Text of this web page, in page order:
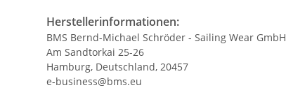
Herstellerinformationen:
BMS Bernd-Michael Schröder - Sailing Wear GmbH
Am Sandtorkai 25-26
Hamburg, Deutschland, 20457
e-business@bms.eu